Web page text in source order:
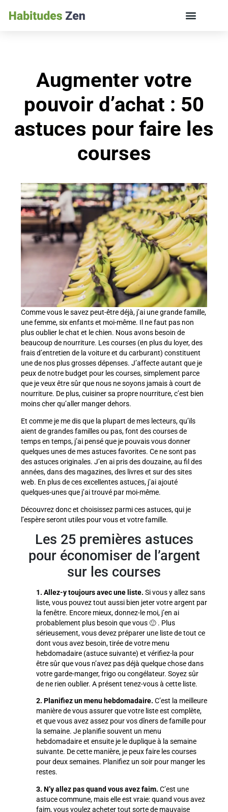
Augmenter votre
pouvoir d’achat : 50
astuces pour faire les
courses
Comme vous le savez peut-être déjà, j’ai une grande famille,
une femme, six enfants et moi-même. Il ne faut pas non
plus oublier le chat et le chien. Nous avons besoin de
beaucoup de nourriture. Les courses (en plus du loyer, des
frais d’entretien de la voiture et du carburant) constituent
une de nos plus grosses dépenses. J’affecte autant que je
peux de notre budget pour les courses, simplement parce
que je veux être sûr que nous ne soyons jamais à court de
nourriture. De plus, cuisiner sa propre nourriture, c’est bien
moins cher qu’aller manger dehors.
Et comme je me dis que la plupart de mes lecteurs, qu’ils
aient de grandes familles ou pas, font des courses de
temps en temps, j’ai pensé que je pouvais vous donner
quelques unes de mes astuces favorites. Ce ne sont pas
des astuces originales. J’en ai pris des douzaine, au fil des
années, dans des magazines, des livres et sur des sites
web. En plus de ces excellentes astuces, j’ai ajouté
quelques-unes que j’ai trouvé par moi-même.
Découvrez donc et choisissez parmi ces astuces, qui je
l’espère seront utiles pour vous et votre famille.
Les 25 premières astuces
pour économiser de l’argent
sur les courses
1. Allez-y toujours avec une liste. Si vous y allez sans
liste, vous pouvez tout aussi bien jeter votre argent par
la fenêtre. Encore mieux, donnez-le moi, j’en ai
probablement plus besoin que vous 🙂 . Plus
sérieusement, vous devez préparer une liste de tout ce
dont vous avez besoin, tirée de votre menu
hebdomadaire (astuce suivante) et vérifiez-la pour
être sûr que vous n’avez pas déjà quelque chose dans
votre garde-manger, frigo ou congélateur. Soyez sûr
de ne rien oublier. A présent tenez-vous à cette liste.
2. Planifiez un menu hebdomadaire. C’est la meilleure
manière de vous assurer que votre liste est complète,
et que vous avez assez pour vos dîners de famille pour
la semaine. Je planifie souvent un menu
hebdomadaire et ensuite je le duplique à la semaine
suivante. De cette manière, je peux faire les courses
pour deux semaines. Planifiez un soir pour manger les
restes.
3. N’y allez pas quand vous avez faim. C’est une
astuce commune, mais elle est vraie: quand vous avez
faim, vous voulez acheter tout sorte de mauvaise